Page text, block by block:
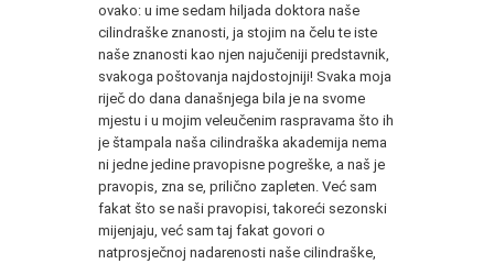
ovako: u ime sedam hiljada doktora naše
cilindraške znanosti, ja stojim na čelu te iste
naše znanosti kao njen najučeniji predstavnik,
svakoga poštovanja najdostojniji! Svaka moja
riječ do dana današnjega bila je na svome
mjestu i u mojim veleučenim raspravama što ih
je štampala naša cilindraška akademija nema
ni jedne jedine pravopisne pogreške, a naš je
pravopis, zna se, prilično zapleten. Već sam
fakat što se naši pravopisi, takoreći sezonski
mijenjaju, već sam taj fakat govori o
natprosječnoj nadarenosti naše cilindraške,